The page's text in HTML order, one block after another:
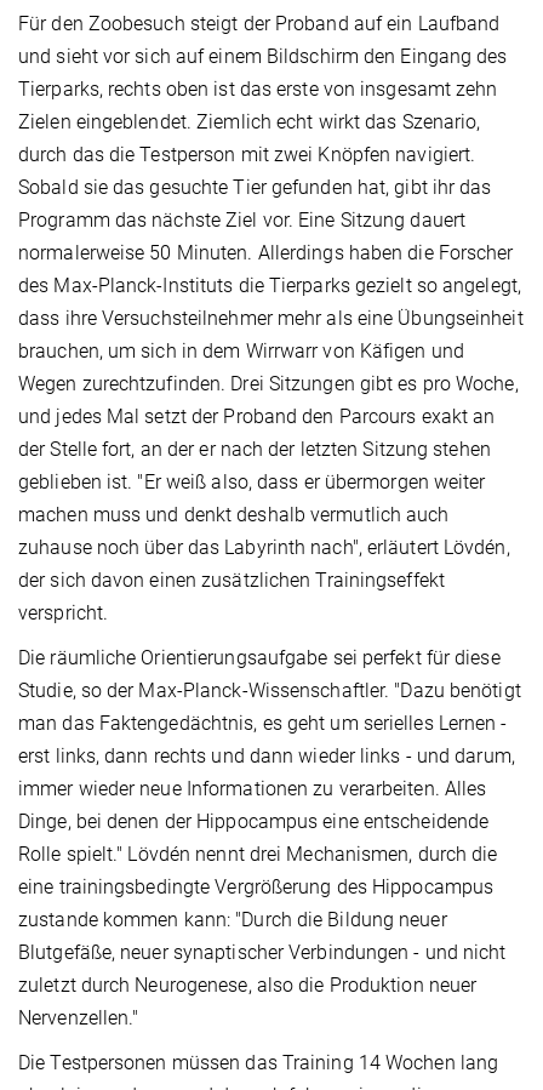
Für den Zoobesuch steigt der Proband auf ein Laufband
und sieht vor sich auf einem Bildschirm den Eingang des
Tierparks, rechts oben ist das erste von insgesamt zehn
Zielen eingeblendet. Ziemlich echt wirkt das Szenario,
durch das die Testperson mit zwei Knöpfen navigiert.
Sobald sie das gesuchte Tier gefunden hat, gibt ihr das
Programm das nächste Ziel vor. Eine Sitzung dauert
normalerweise 50 Minuten. Allerdings haben die Forscher
des Max-Planck-Instituts die Tierparks gezielt so angelegt,
dass ihre Versuchsteilnehmer mehr als eine Übungseinheit
brauchen, um sich in dem Wirrwarr von Käfigen und
Wegen zurechtzufinden. Drei Sitzungen gibt es pro Woche,
und jedes Mal setzt der Proband den Parcours exakt an
der Stelle fort, an der er nach der letzten Sitzung stehen
geblieben ist. "Er weiß also, dass er übermorgen weiter
machen muss und denkt deshalb vermutlich auch
zuhause noch über das Labyrinth nach", erläutert Lövdén,
der sich davon einen zusätzlichen Trainingseffekt
verspricht.
Die räumliche Orientierungsaufgabe sei perfekt für diese
Studie, so der Max-Planck-Wissenschaftler. "Dazu benötigt
man das Faktengedächtnis, es geht um serielles Lernen -
erst links, dann rechts und dann wieder links - und darum,
immer wieder neue Informationen zu verarbeiten. Alles
Dinge, bei denen der Hippocampus eine entscheidende
Rolle spielt." Lövdén nennt drei Mechanismen, durch die
eine trainingsbedingte Vergrößerung des Hippocampus
zustande kommen kann: "Durch die Bildung neuer
Blutgefäße, neuer synaptischer Verbindungen - und nicht
zuletzt durch Neurogenese, also die Produktion neuer
Nervenzellen."
Die Testpersonen müssen das Training 14 Wochen lang